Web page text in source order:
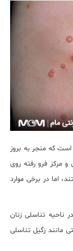
که منجر به بروز
مرکز فرو رفته روی
اما در برخی موارد
تناسلی زنان
مانند زگیل تناسلی